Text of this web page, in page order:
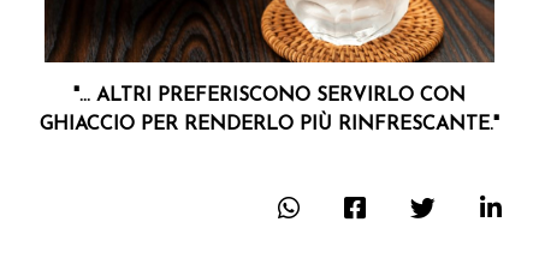
"... ALTRI PREFERISCONO SERVIRLO CON
GHIACCIO PER RENDERLO PIÙ RINFRESCANTE."